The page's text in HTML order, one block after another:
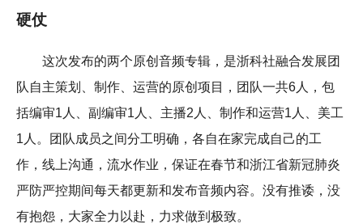
硬仗
这次发布的两个原创音频专辑，是浙科社融合发展团
队自主策划、制作、运营的原创项目，团队一共6人，包
括编审1人、副编审1人、主播2人、制作和运营1人、美工
1人。团队成员之间分工明确，各自在家完成自己的工
作，线上沟通，流水作业，保证在春节和浙江省新冠肺炎
严防严控期间每天都更新和发布音频内容。没有推诿，没
有抱怨，大家全力以赴，力求做到极致。